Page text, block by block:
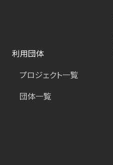
利用団体
プロジェクト一覧
団体一覧